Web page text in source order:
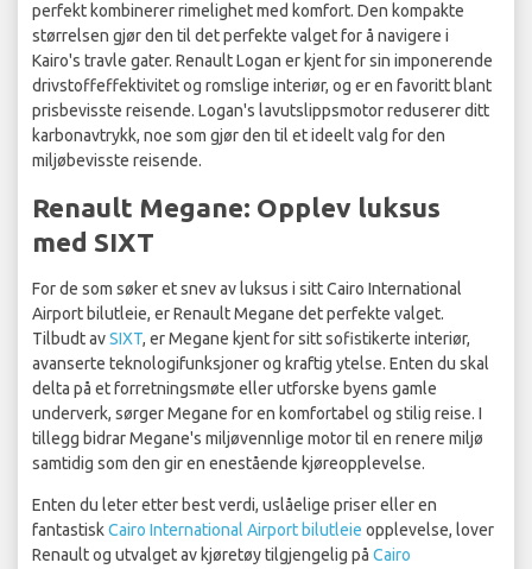
perfekt kombinerer rimelighet med komfort. Den kompakte
størrelsen gjør den til det perfekte valget for å navigere i
Kairo's travle gater. Renault Logan er kjent for sin imponerende
drivstoffeffektivitet og romslige interiør, og er en favoritt blant
prisbevisste reisende. Logan's lavutslippsmotor reduserer ditt
karbonavtrykk, noe som gjør den til et ideelt valg for den
miljøbevisste reisende.
Renault Megane: Opplev luksus
med SIXT
For de som søker et snev av luksus i sitt Cairo International
Airport bilutleie, er Renault Megane det perfekte valget.
Tilbudt avSIXT, er Megane kjent for sitt sofistikerte interiør,
avanserte teknologifunksjoner og kraftig ytelse. Enten du skal
delta på et forretningsmøte eller utforske byens gamle
underverk, sørger Megane for en komfortabel og stilig reise. I
tillegg bidrar Megane's miljøvennlige motor til en renere miljø
samtidig som den gir en enestående kjøreopplevelse.
Enten du leter etter best verdi, uslåelige priser eller en
fantastiskCairo International Airport bilutleie opplevelse, lover
Renault og utvalget av kjøretøy tilgjengelig på Cairo